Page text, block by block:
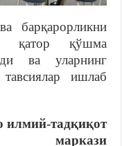
барқарорликни
қатор қўшма
ва уларнинг
ишлаб
тадқиқот
маркази